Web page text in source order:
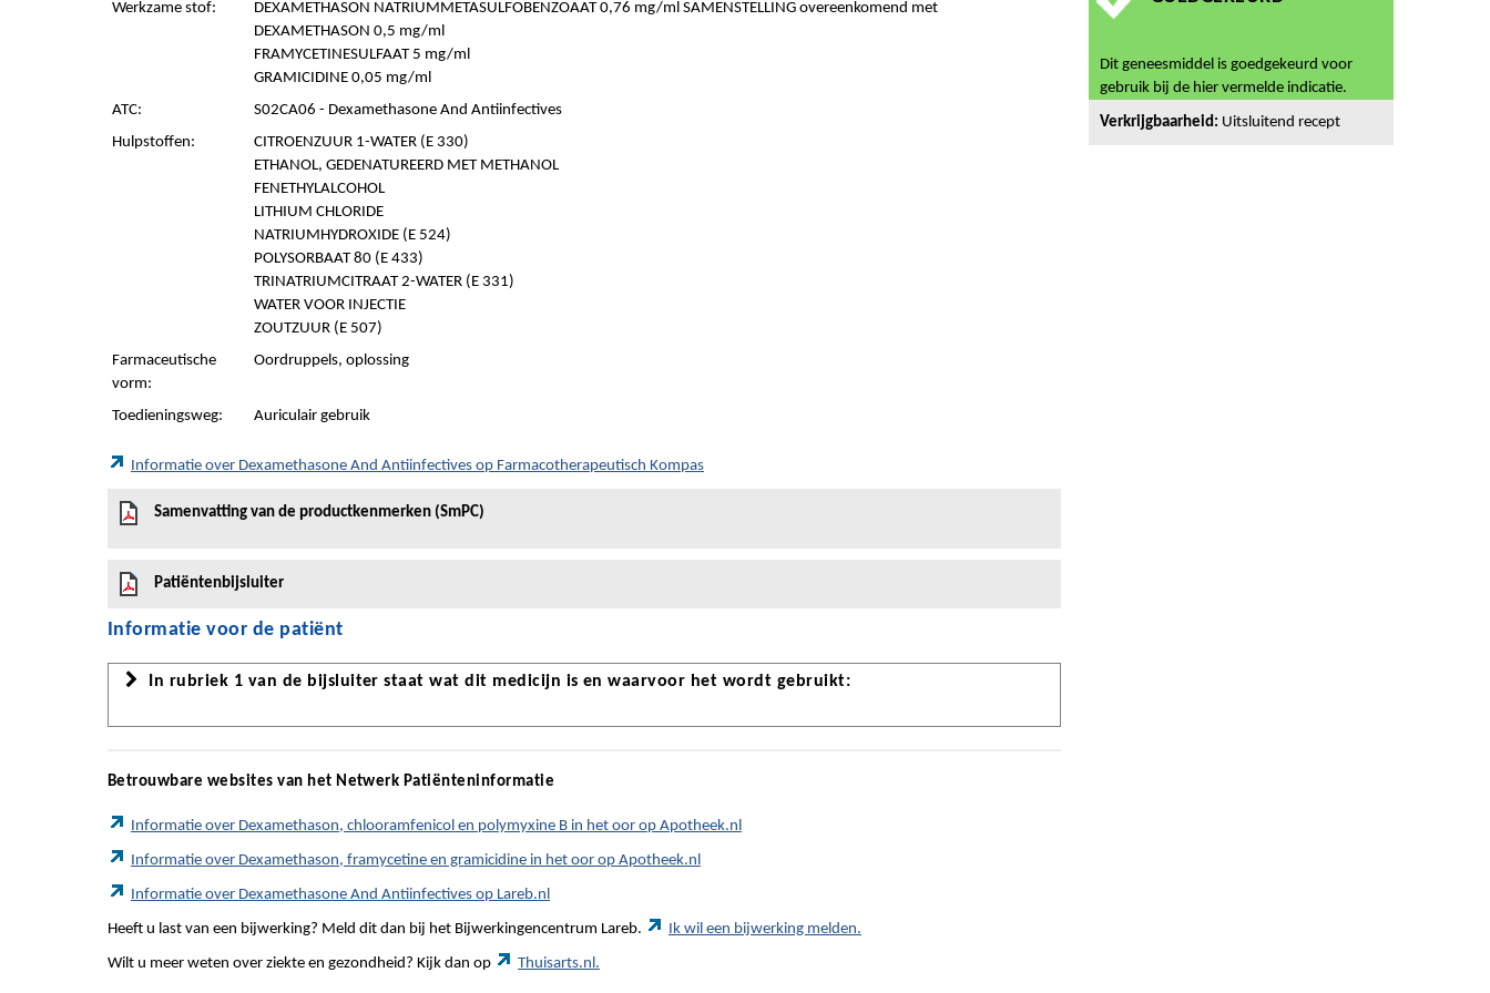
Werkzame stof:
DEXAMETHASON NATRIUMMETASULFOBENZOAAT 0,76 mg/ml SAMENSTELLING overeenkomend met
DEXAMETHASON 0,5 mg/ml
FRAMYCETINESULFAAT 5 mg/ml
GRAMICIDINE 0,05 mg/ml
ATC:
S02CA06 - Dexamethasone And Antiinfectives
Hulpstoffen:
CITROENZUUR 1-WATER (E 330)
ETHANOL, GEDENATUREERD MET METHANOL
FENETHYLALCOHOL
LITHIUM CHLORIDE
NATRIUMHYDROXIDE (E 524)
POLYSORBAAT 80 (E 433)
TRINATRIUMCITRAAT 2-WATER (E 331)
WATER VOOR INJECTIE
ZOUTZUUR (E 507)
Farmaceutische
vorm:
Oordruppels, oplossing
Toedieningsweg: Auriculair gebruik
Informatie over Dexamethasone And Antiinfectives op Farmacotherapeutisch Kompas
Samenvatting van de productkenmerken (SmPC)
Patiëntenbijsluiter
Informatie voor de patiënt
In rubriek 1 van de bijsluiter staat wat dit medicijn is en waarvoor het wordt gebruikt:
Betrouwbare websites van het Netwerk Patiënteninformatie
Informatie over Dexamethason, chlooramfenicol en polymyxine B in het oor op Apotheek.nl
Informatie over Dexamethason, framycetine en gramicidine in het oor op Apotheek.nl
Informatie over Dexamethasone And Antiinfectives op Lareb.nl
Heeft u last van een bijwerking? Meld dit dan bij het Bijwerkingencentrum Lareb. Ik wil een bijwerking melden.
Wilt u meer weten over ziekte en gezondheid? Kijk dan op Thuisarts.nl.
Dit geneesmiddel is goedgekeurd voor
gebruik bij de hier vermelde indicatie.
Verkrijgbaarheid: Uitsluitend recept